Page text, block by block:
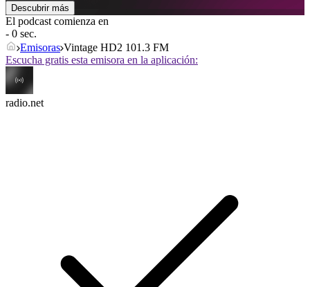
Descubrir más
El podcast comienza en
- 0 sec.
Emisoras Vintage HD2 101.3 FM
Escucha gratis esta emisora en la aplicación:
radio.net